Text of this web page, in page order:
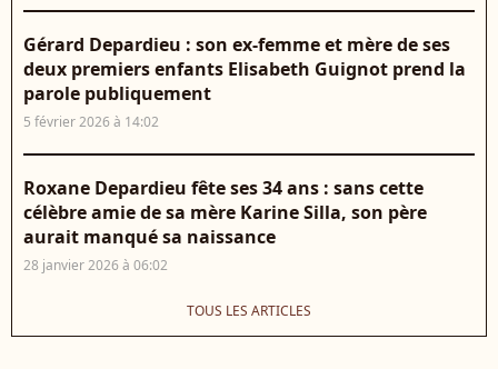
Gérard Depardieu : son ex-femme et mère de ses
deux premiers enfants Elisabeth Guignot prend la
parole publiquement
5 février 2026 à 14:02
Roxane Depardieu fête ses 34 ans : sans cette
célèbre amie de sa mère Karine Silla, son père
aurait manqué sa naissance
28 janvier 2026 à 06:02
TOUS LES ARTICLES